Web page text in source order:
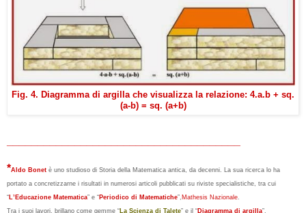
Fig. 4. Diagramma di argilla che visualizza la relazione: 4.a.b + sq.
(a-b) = sq. (a+b)
*Aldo Bonet è uno studioso di Storia della Matematica antica, da decenni. La sua ricerca lo ha
portato a concretizzarne i risultati in numerosi articoli pubblicati su riviste specialistiche, tra cui
“ L’Educazione Matematica” e “ Periodico di Matematiche”, Mathesis Nazionale.
Tra i suoi lavori, brillano come gemme “ La Scienza di Talete” e il “ Diagramma di argilla”.